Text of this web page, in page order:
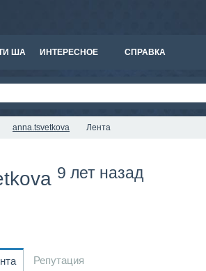
ША ИНТЕРЕСНОЕ СПРАВКА
anna.tsvetkova Лента
9 лет назад
Репутация